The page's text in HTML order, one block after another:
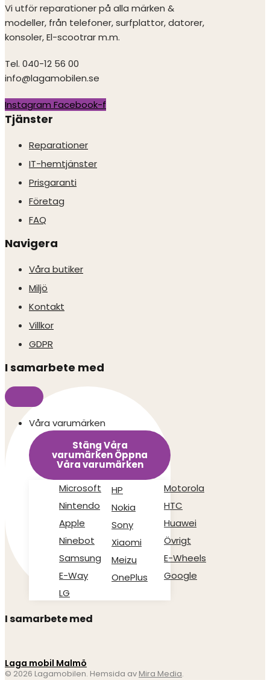
Vi utför reparationer på alla märken &
modeller, från telefoner, surfplattor, datorer,
konsoler, El-scootrar m.m.
Tel. 040-12 56 00
info@lagamobilen.se
Instagram Facebook-f
Tjänster
Reparationer
IT-hemtjänster
Prisgaranti
Företag
FAQ
Navigera
Våra butiker
Miljö
Kontakt
Villkor
GDPR
I samarbete med
Våra varumärken
Stäng Våra
varumärkenÖppna
Våra varumärken
Microsoft
Nintendo
Apple
Ninebot
Samsung
E-Way
LG
HP
Nokia
Sony
Xiaomi
Meizu
OnePlus
Motorola
HTC
Huawei
Övrigt
E-Wheels
Google
I samarbete med
Laga mobil Malmö
© 2026 Lagamobilen. Hemsida av Mira Media.